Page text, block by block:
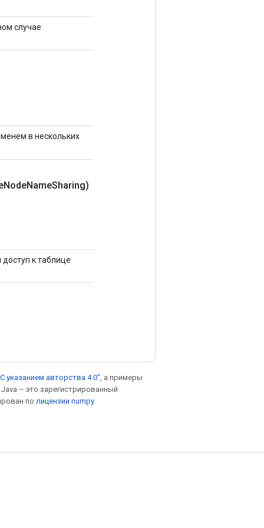
случае
в нескольких
NodeNameSharing)
к таблице
указанием авторства 4.0" , а примеры
Java – это зарегистрированный
по лицензии numpy.